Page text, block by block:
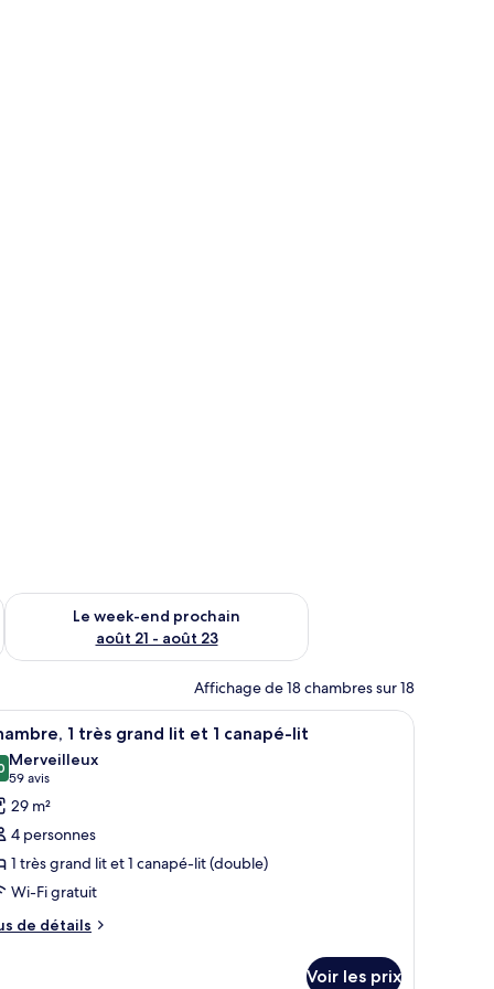
août 14 - août 16
Le week-end prochain
août 21 - août 23
Vérifier la disponibilité pour le week-end prochain août 21 -
Affichage de 18 chambres sur 18
une fenêtre donnant sur la ville.
grande fenêtre donnant sur des palmiers, une armoire en bois et une
:
Une chambre d’hôtel comprenant un lit,
7 1 très grand lit et 1 canapé-lit
sur 10
Merveilleux
59 avis
(59 avis)
29 m²
4 personnes
1 très grand lit et 1 canapé-lit (double)
Wi-Fi gratuit
de détails
Voir les prix